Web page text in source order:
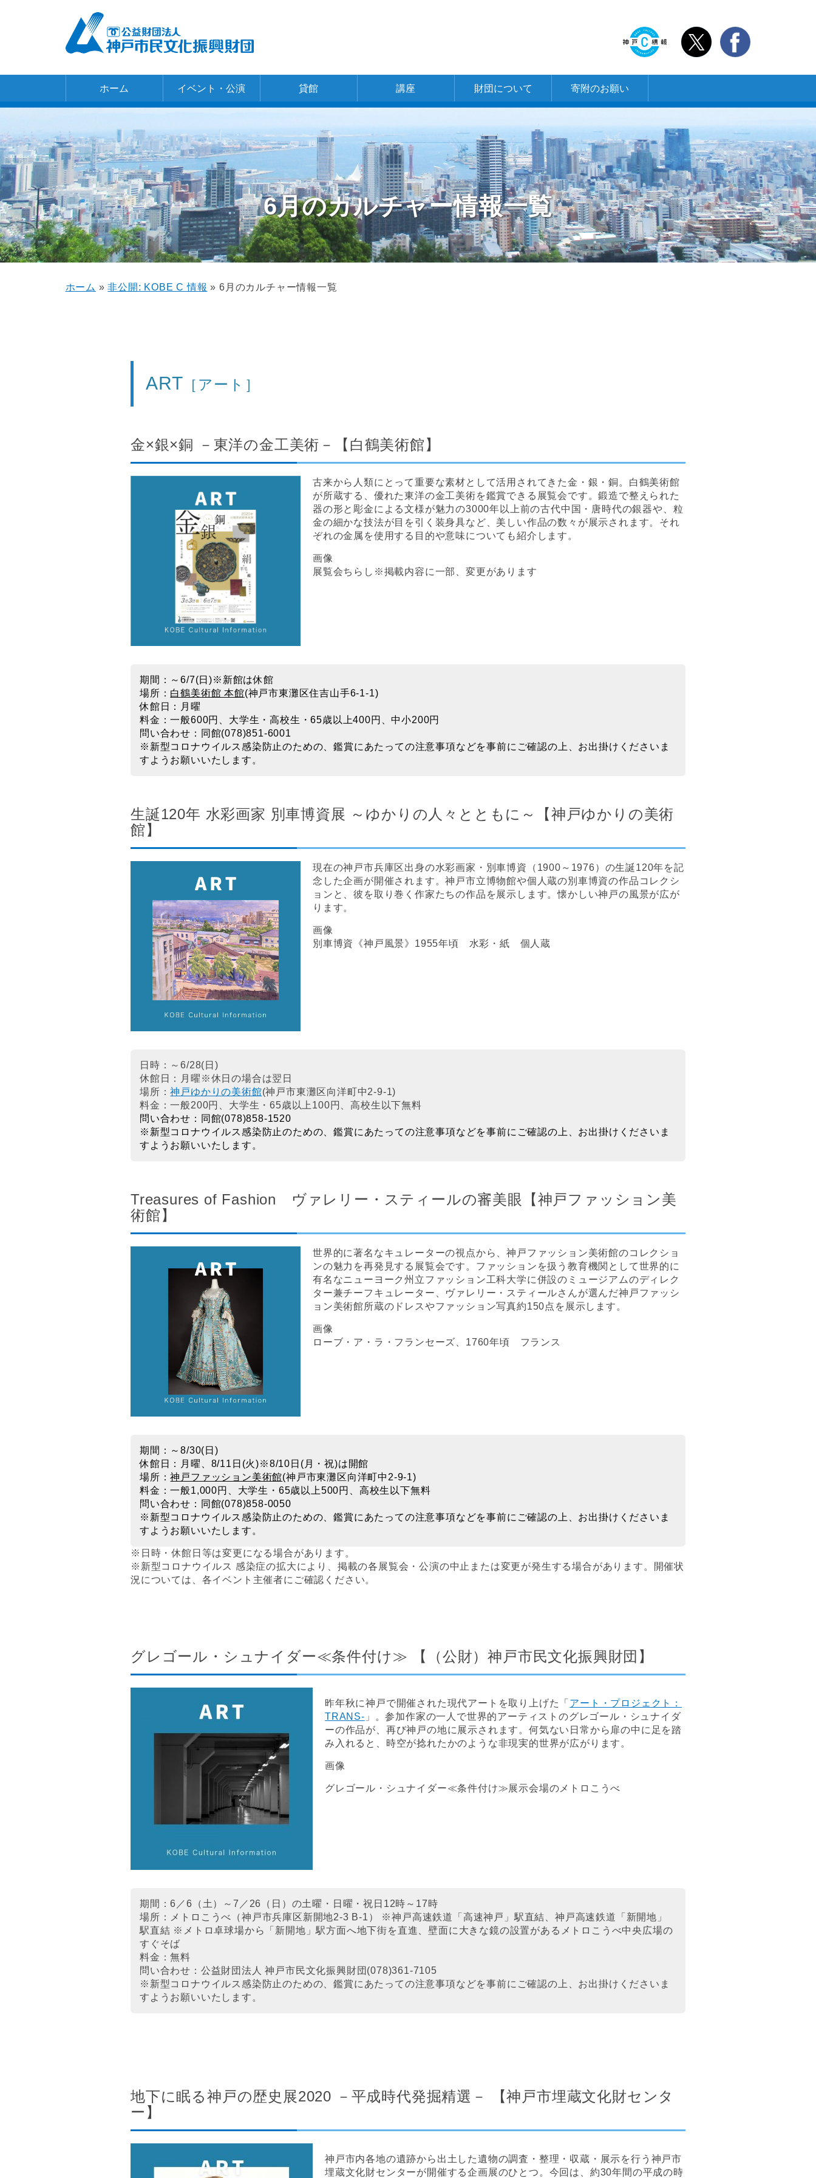
ホーム イベント・公演 貸館
ろば
ター
ター
ー
ター
ー
ター
ター
ター別館ピフレ
ター
ター
ター
ー
講座 財団について 寄附のお願い
6月のカルチャー情報一覧
ホーム »非公開: KOBE C 情報 » 6月のカルチャー情報一覧
ART ［アート］
金×銀×銅 －東洋の金工美術－【白鶴美術館】
古来から人類にとって重要な素材として活用されてきた金・銀・銅。白鶴美術館
が所蔵する、優れた東洋の金工美術を鑑賞できる展覧会です。鍛造で整えられた
器の形と彫金による文様が魅力の3000年以上前の古代中国・唐時代の銀器や、粒
金の細かな技法が目を引く装身具など、美しい作品の数々が展示されます。それ
ぞれの金属を使用する目的や意味についても紹介します。
画像
展覧会ちらし※掲載内容に一部、変更があります
期間：～6/7(日)※新館は休館
場所： 白鶴美術館 本館(神戸市東灘区住吉山手6-1-1)
休館日：月曜
料金：一般600円、大学生・高校生・65歳以上400円、中小200円
問い合わせ：同館(078)851-6001
※新型コロナウイルス感染防止のための、鑑賞にあたっての注意事項などを事前にご確認の上、お出掛けくださいま
すようお願いいたします。
生誕120年 水彩画家 別車博資展 ～ゆかりの人々とともに～【神戸ゆかりの美術
館】
現在の神戸市兵庫区出身の水彩画家・別車博資（1900～1976）の生誕120年を記
念した企画が開催されます。神戸市立博物館や個人蔵の別車博資の作品コレクシ
ョンと、彼を取り巻く作家たちの作品を展示します。懐かしい神戸の風景が広が
ります。
画像
別車博資《神戸風景》1955年頃 水彩・紙 個人蔵
日時：～6/28(日)
休館日：月曜※休日の場合は翌日
場所：神戸ゆかりの美術館(神戸市東灘区向洋町中2-9-1)
料金：一般200円、大学生・65歳以上100円、高校生以下無料
問い合わせ：同館(078)858-1520
※新型コロナウイルス感染防止のための、鑑賞にあたっての注意事項などを事前にご確認の上、お出掛けくださいま
すようお願いいたします。
Treasures of Fashion ヴァレリー・スティールの審美眼【神戸ファッション美
術館】
世界的に著名なキュレーターの視点から、神戸ファッション美術館のコレクショ
ンの魅力を再発見する展覧会です。ファッションを扱う教育機関として世界的に
有名なニューヨーク州立ファッション工科大学に併設のミュージアムのディレク
ター兼チーフキュレーター、ヴァレリー・スティールさんが選んだ神戸ファッシ
ョン美術館所蔵のドレスやファッション写真約150点を展示します。
画像
ローブ・ア・ラ・フランセーズ、1760年頃 フランス
期間：～8/30(日)
休館日：月曜、8/11日(火)※8/10日(月・祝)は開館
場所：神戸ファッション美術館(神戸市東灘区向洋町中2-9-1)
料金：一般1,000円、大学生・65歳以上500円、高校生以下無料
問い合わせ：同館(078)858-0050
※新型コロナウイルス感染防止のための、鑑賞にあたっての注意事項などを事前にご確認の上、お出掛けくださいま
すようお願いいたします。
※日時・休館日等は変更になる場合があります。
※新型コロナウイルス 感染症の拡大により、掲載の各展覧会・公演の中止または変更が発生する場合があります。開催状
況については、各イベント主催者にご確認ください。
グレゴール・シュナイダー≪条件付け≫ 【（公財）神戸市民文化振興財団】
昨年秋に神戸で開催された現代アートを取り上げた「 アート・プロジェクト：
TRANS- 」。参加作家の一人で世界的アーティストのグレゴール・シュナイダ
ーの作品が、再び神戸の地に展示されます。何気ない日常から扉の中に足を踏
み入れると、時空が捻れたかのような非現実的世界が広がります。
画像
グレゴール・シュナイダー≪条件付け≫展示会場のメトロこうべ
期間：6／6（土）～7／26（日）の土曜・日曜・祝日12時～17時
場所：メトロこうべ（神戸市兵庫区新開地2-3 B-1） ※神戸高速鉄道「高速神戸」駅直結、神戸高速鉄道「新開地」
駅直結 ※メトロ卓球場から「新開地」駅方面へ地下街を直進、壁面に大きな鏡の設置があるメトロこうべ中央広場の
すぐそば
料金：無料
問い合わせ：公益財団法人 神戸市民文化振興財団(078)361-7105
※新型コロナウイルス感染防止のための、鑑賞にあたっての注意事項などを事前にご確認の上、お出掛けくださいま
すようお願いいたします。
地下に眠る神戸の歴史展2020 －平成時代発掘精選－ 【神戸市埋蔵文化財センタ
ー】
神戸市内各地の遺跡から出土した遺物の調査・整理・収蔵・展示を行う神戸市
埋蔵文化財センターが開催する企画展のひとつ。今回は、約30年間の平成の時